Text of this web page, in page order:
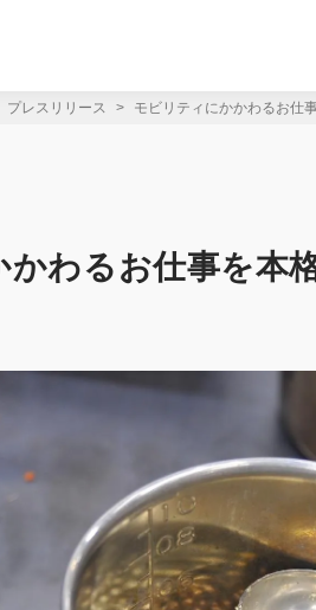
プレスリリース モビリティにかかわるお仕
かわるお仕事を本